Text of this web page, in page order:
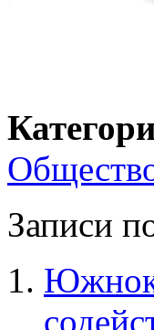
Записи